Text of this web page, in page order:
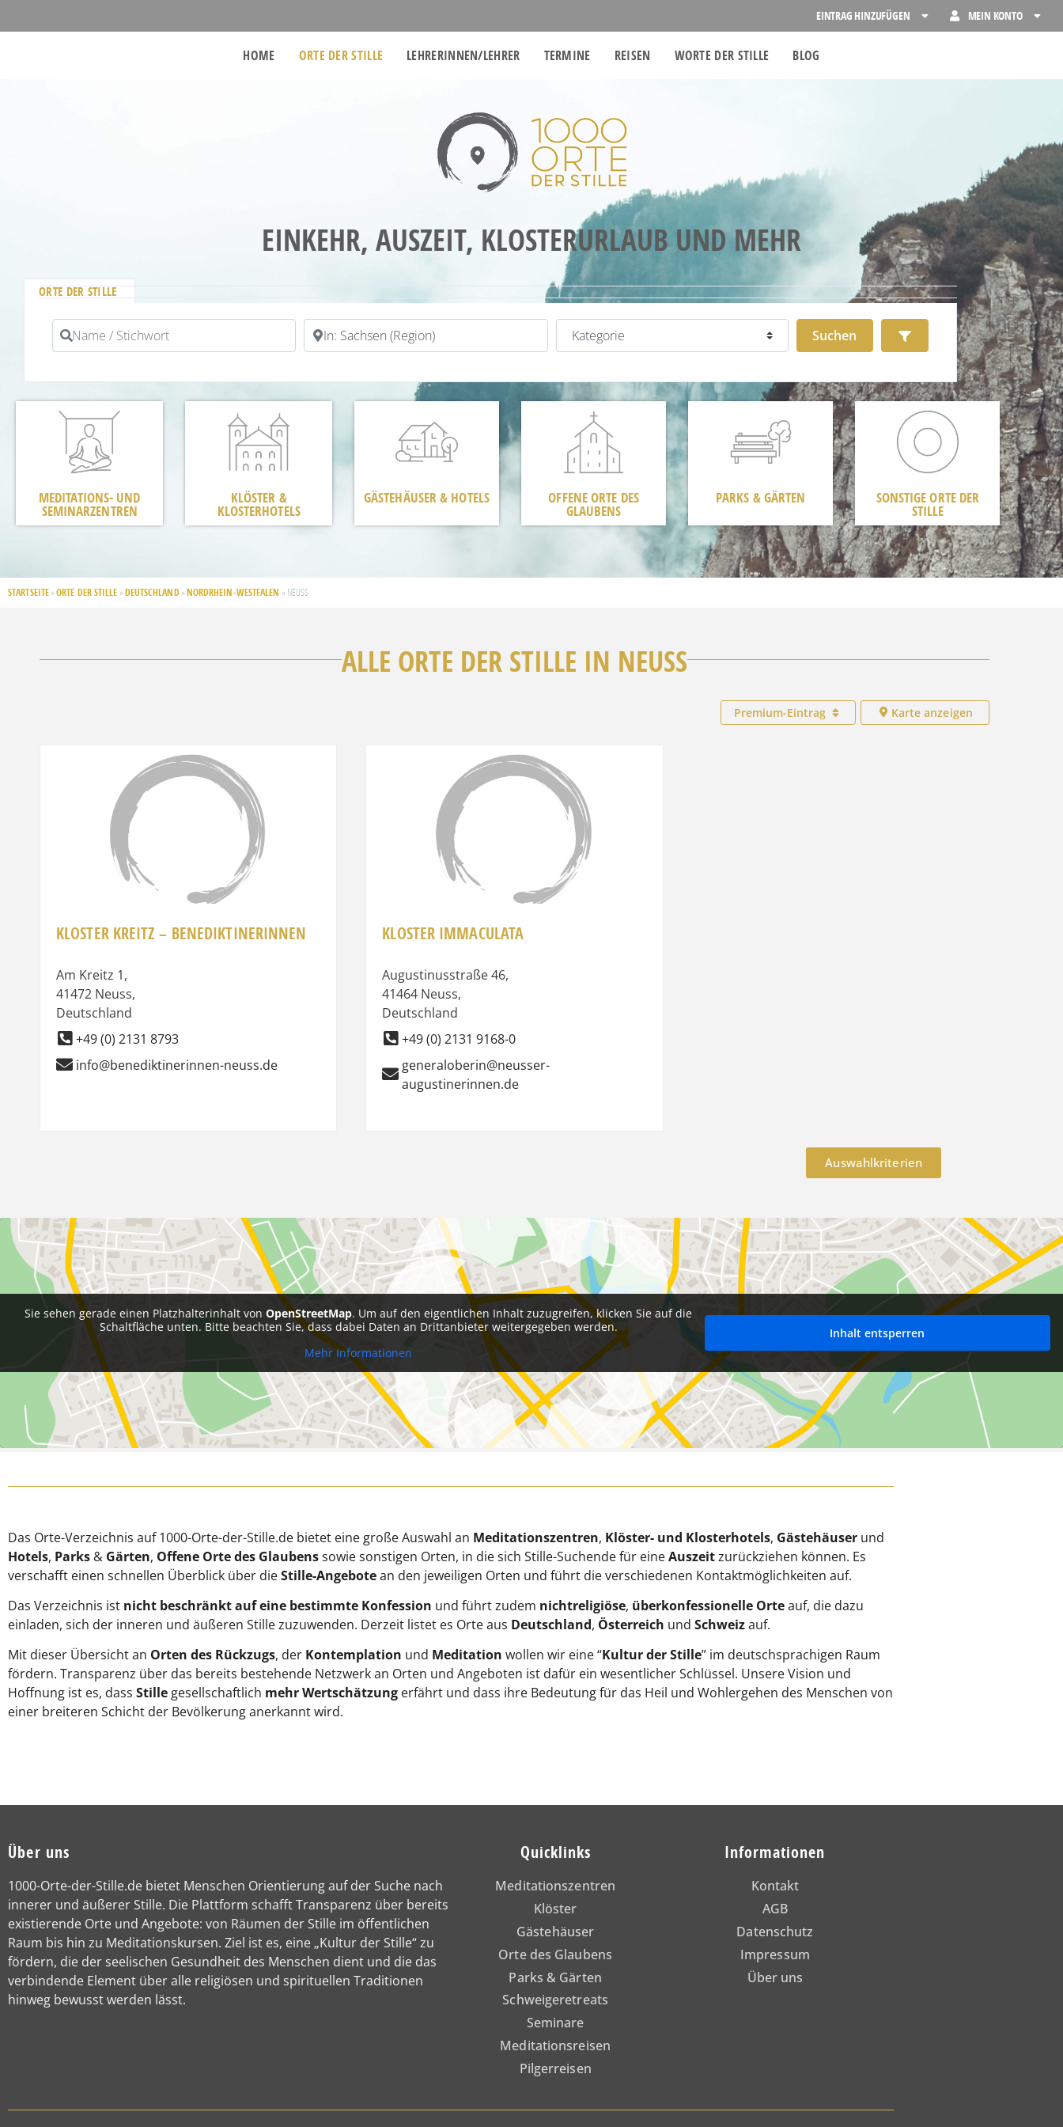
EINTRAG HINZUFÜGEN MEIN KONTO
HOME ORTE DER STILLE LEHRERINNEN/LEHRER TERMINE REISEN WORTE DER STILLE BLOG
EINKEHR, AUSZEIT, KLOSTERURLAUB UND MEHR
ORTE DER STILLE
Name / Stichwort PLZ / Ort Kategorie
Suchen Suchen Advanced Filters
MEDITATIONS- UND
SEMINARZENTREN
KLÖSTER &
KLOSTERHOTELS
GÄSTEHÄUSER & HOTELS OFFENE ORTE DES
GLAUBENS
PARKS & GÄRTEN SONSTIGE ORTE DER
STILLE
STARTSEITE » ORTE DER STILLE » DEUTSCHLAND» NORDRHEIN-WESTFALEN » NEUSS
ALLE ORTE DER STILLE IN NEUSS
Premium-Eintrag Karte anzeigen
KLOSTER KREITZ – BENEDIKTINERINNEN
Am Kreitz 1,
41472 Neuss,
Deutschland
+49 (0) 2131 8793
info@benediktinerinnen-neuss.de
KLOSTER IMMACULATA
Augustinusstraße 46,
41464 Neuss,
Deutschland
+49 (0) 2131 9168-0
generaloberin@neusser-
augustinerinnen.de
Auswahlkriterien
Sie sehen gerade einen Platzhalterinhalt vonOpenStreetMap. Um auf den eigentlichen Inhalt zuzugreifen, klicken Sie auf die
Schaltfläche unten. Bitte beachten Sie, dass dabei Daten an Drittanbieter weitergegeben werden.
Mehr Informationen
Inhalt entsperren
Das Orte-Verzeichnis auf 1000-Orte-der-Stille.de bietet eine große Auswahl an Meditationszentren, Klöster- und Klosterhotels, Gästehäuser und
Hotels, Parks & Gärten, Offene Orte des Glaubenssowie sonstigen Orten, in die sich Stille-Suchende für eineAuszeitzurückziehen können. Es
verschafft einen schnellen Überblick über dieStille-Angebotean den jeweiligen Orten und führt die verschiedenen Kontaktmöglichkeiten auf.
Das Verzeichnis ist nicht beschränkt auf eine bestimmte Konfession und führt zudem nichtreligiöse, überkonfessionelle Orteauf, die dazu
einladen, sich der inneren und äußeren Stille zuzuwenden. Derzeit listet es Orte aus Deutschland, Österreich und Schweizauf.
Mit dieser Übersicht an Orten des Rückzugs, der Kontemplation und Meditation wollen wir eine “Kultur der Stille” im deutschsprachigen Raum
fördern. Transparenz über das bereits bestehende Netzwerk an Orten und Angeboten ist dafür ein wesentlicher Schlüssel. Unsere Vision und
Hoffnung ist es, dass Stille gesellschaftlich mehr Wertschätzung erfährt und dass ihre Bedeutung für das Heil und Wohlergehen des Menschen von
einer breiteren Schicht der Bevölkerung anerkannt wird.
Über uns
1000-Orte-der-Stille.de bietet Menschen Orientierung auf der Suche nach
innerer und äußerer Stille. Die Plattform schafft Transparenz über bereits
existierende Orte und Angebote: von Räumen der Stille im öffentlichen
Raum bis hin zu Meditationskursen. Ziel ist es, eine „Kultur der Stille“ zu
fördern, die der seelischen Gesundheit des Menschen dient und die das
verbindende Element über alle religiösen und spirituellen Traditionen
hinweg bewusst werden lässt.
Quicklinks
Meditationszentren
Klöster
Gästehäuser
Orte des Glaubens
Parks & Gärten
Schweigeretreats
Seminare
Meditationsreisen
Pilgerreisen
Informationen
Kontakt
AGB
Datenschutz
Impressum
Über uns